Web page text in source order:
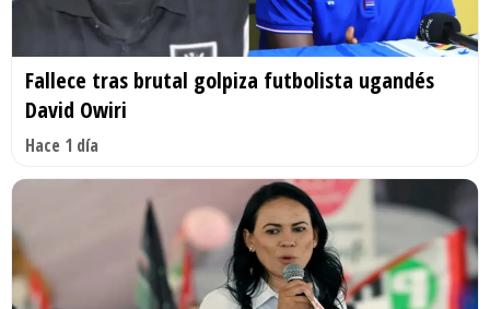
Fallece tras brutal golpiza futbolista ugandés
David Owiri
Hace 1 día